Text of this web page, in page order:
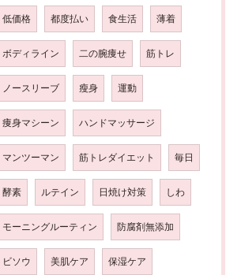
低価格 都度払い 食生活 薄着
ボディライン 二の腕痩せ 筋トレ
ノースリーブ 瘦身 運動
痩身マシーン ハンドマッサージ
マンツーマン 筋トレダイエット 毎日
酵素 ルテイン 日焼け対策 しわ
モーニングルーティン 防腐剤無添加
ビソウ 美肌ケア 保湿ケア